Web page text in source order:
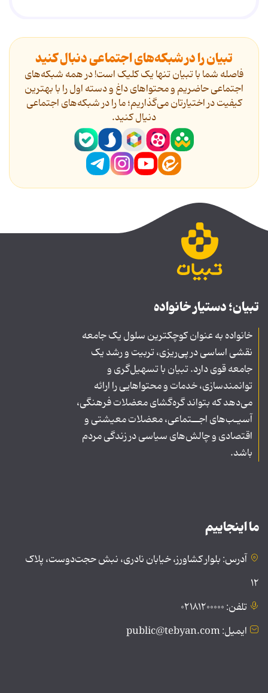
تبیان را در شبکه‌های اجتماعی دنبال کنید
فاصله شما با تبیان تنها یک کلیک است! در همه شبکه‌های
اجتماعی حاضریم و محتواهای داغ و دسته اول را با بهترین
کیفیت در اختیارتان می‌گذاریم؛ ما را در شبکه‌های اجتماعی
دنیال کنید.
تبیان؛ دستیار خانواده
خانواده به عنوان کوچکترین سلول یک جامعه
نقشی اساسی در پی‌ریزی، تربیت و رشد یک
جامعه قوی دارد. تبیان با تسهیل‌گری و
توانمندسازی، خدمات و محتواهایی را ارائه
می‌دهد که بتواند گره‌گشای معضلات فرهنگی،
آسیـب‌های اجــتماعی، معضلات معیشتی و
اقتصادی و چالش‌های سیاسی در زندگی مردم
باشد.
ما اینجاییم
آدرس: بلوار کشاورز، خیابان نادری، نبش حجت‌دوست، پلاک
۱۲
تلفن: ۰۲۱۸۱۲۰۰۰۰۰
ایمیل: public@tebyan.com